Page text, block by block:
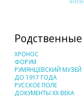
ХРОНОС
ФОРУМ
РУМЯНЦЕВСКИЙ МУЗЕЙ
ДО 1917 ГОДА
РУССКОЕ ПОЛЕ
ДОКУМЕНТЫ XX ВЕКА